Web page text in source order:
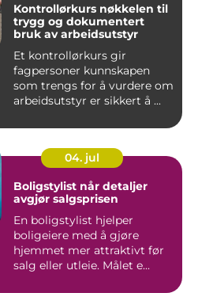
Kontrollørkurs nøkkelen til
trygg og dokumentert
bruk av arbeidsutstyr
Et kontrollørkurs gir
fagpersoner kunnskapen
som trengs for å vurdere om
arbeidsutstyr er sikkert å ...
04. jul
Boligstylist når detaljer
avgjør salgsprisen
En boligstylist hjelper
boligeiere med å gjøre
hjemmet mer attraktivt før
salg eller utleie. Målet e...